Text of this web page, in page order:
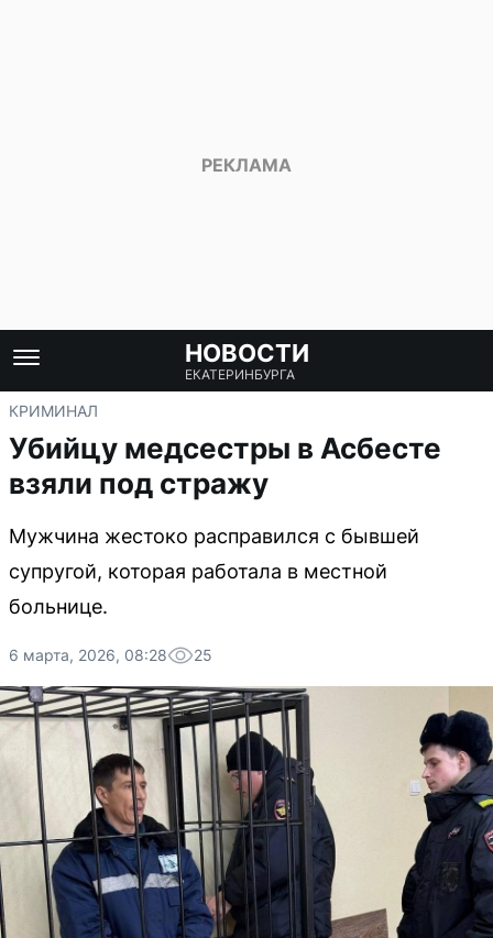
НОВОСТИ
ЕКАТЕРИНБУРГА
КРИМИНАЛ
Убийцу медсестры в Асбесте
взяли под стражу
Мужчина жестоко расправился с бывшей
супругой, которая работала в местной
больнице.
6 марта, 2026, 08:28 25